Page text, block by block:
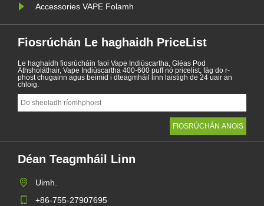
Accessories VAPE Folamh
Fiosrúchán Le haghaidh PriceList
Le haghaidh fiosrúcháin faoi Vape Indiúscartha, Gléas Pod
Athsholáthair, Vape Indiúscartha 400-600 puff nó pricelist, fág do r-
phost chugainn agus beimid i dteagmháil linn laistigh de 24 uair an
chloig.
Déan Teagmháil Linn
Uimh.
+86-755-27907695